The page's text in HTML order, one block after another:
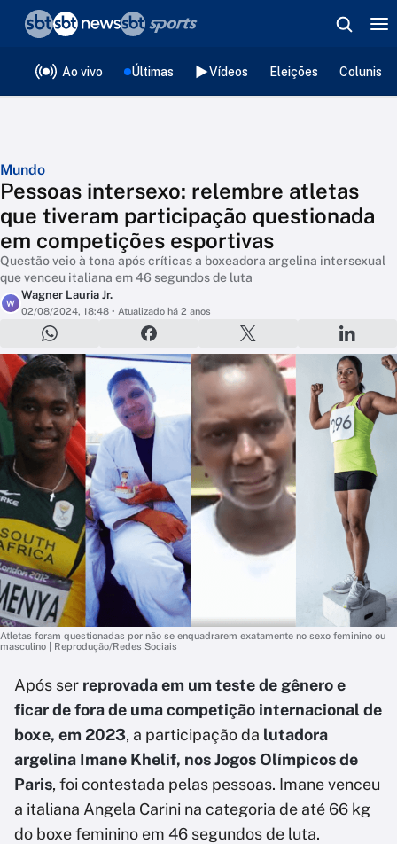
Ao vivo Últimas Vídeos Eleições
Mundo
Pessoas intersexo: relembre atletas
que tiveram participação questionada
em competições esportivas
Questão veio à tona após críticas a boxeadora argelina intersexual
que venceu italiana em 46 segundos de luta
W
Wagner Lauria Jr.
02/08/2024, 18:48 • Atualizado há 2 anos
Atletas foram questionadas por não se enquadrarem exatamente no sexo feminino ou
masculino | Reprodução/Redes Sociais
Após ser reprovada em um teste de gênero e
ficar de fora de uma competição internacional de
boxe, em 2023, a participação da lutadora
argelina Imane Khelif, nos Jogos Olímpicos de
Paris, foi contestada pelas pessoas. Imane venceu
a italiana Angela Carini na categoria de até 66 kg
do boxe feminino em 46 segundos de luta.
❮voltar
Editorias